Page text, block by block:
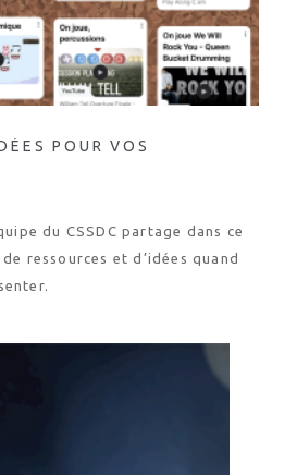
POUR VOS
du CSSDC partage dans ce
ressources et d’idées quand